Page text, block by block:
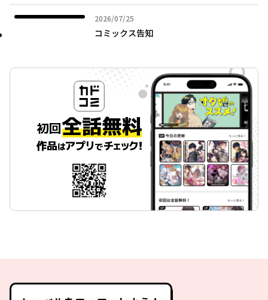
2026/07/25
2026年07月25日
コミックス告知